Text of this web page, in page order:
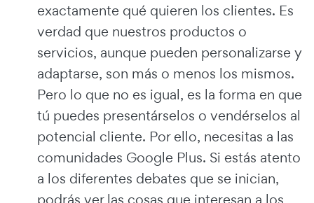
exactamente qué quieren los clientes. Es
verdad que nuestros productos o
servicios, aunque pueden personalizarse y
adaptarse, son más o menos los mismos.
Pero lo que no es igual, es la forma en que
tú puedes presentárselos o vendérselos al
potencial cliente. Por ello, necesitas a las
comunidades Google Plus. Si estás atento
a los diferentes debates que se inician,
podrás ver las cosas que interesan a los